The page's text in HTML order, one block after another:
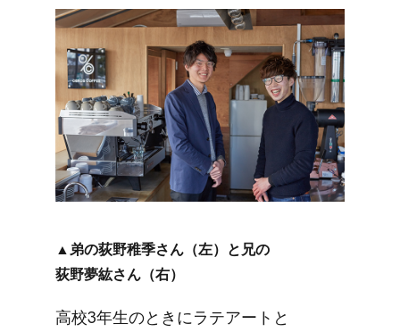
▲弟の​荻野稚季さん​（左）と​兄の​
荻野夢紘さん​（右）
高校3年生の​ときに​ラテアートと​